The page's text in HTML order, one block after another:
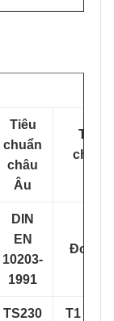
Tiêu
chuẩn
châu
Âu
Tiêu
chuẩn
DIN
EN
10203-
1991
Đơn vị:
TS230 T1